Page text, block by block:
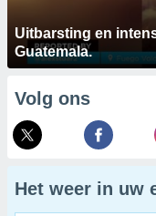
Uitbarsting en
Guatemala.
Volg ons
Het weer in uw